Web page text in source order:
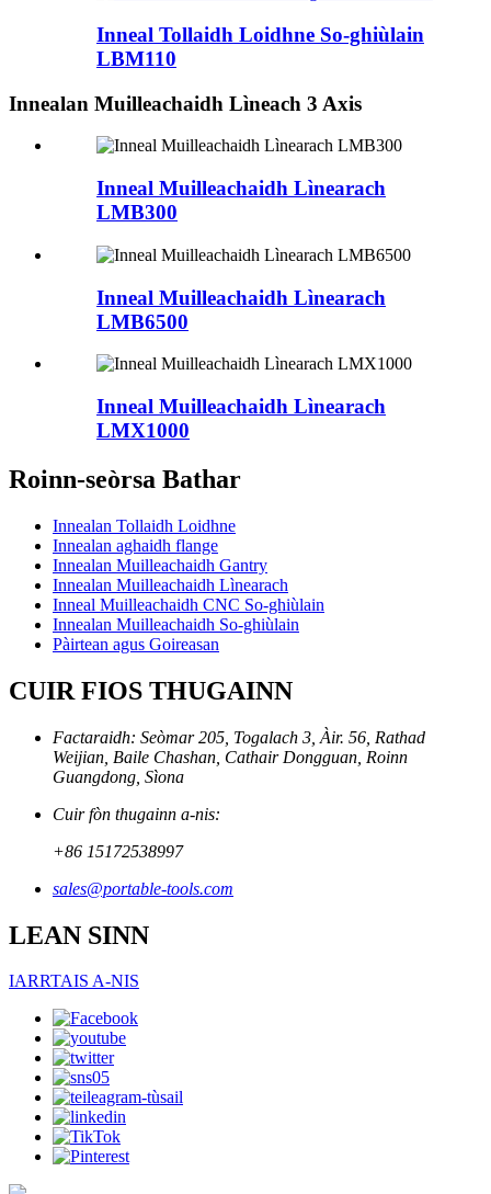
Inneal Tollaidh Loidhne So-ghiùlain
LBM110
Innealan Muilleachaidh Lìneach 3 Axis
Inneal Muilleachaidh Lìnearach
LMB300
Inneal Muilleachaidh Lìnearach
LMB6500
Inneal Muilleachaidh Lìnearach
LMX1000
Roinn-seòrsa Bathar
Innealan Tollaidh Loidhne
Innealan aghaidh flange
Innealan Muilleachaidh Gantry
Innealan Muilleachaidh Lìnearach
Inneal Muilleachaidh CNC So-ghiùlain
Innealan Muilleachaidh So-ghiùlain
Pàirtean agus Goireasan
CUIR FIOS THUGAINN
Factaraidh: Seòmar 205, Togalach 3, Àir. 56, Rathad
Weijian, Baile Chashan, Cathair Dongguan, Roinn
Guangdong, Sìona
Cuir fòn thugainn a-nis:
+86 15172538997
sales@portable-tools.com
LEAN SINN
IARRTAIS A-NIS